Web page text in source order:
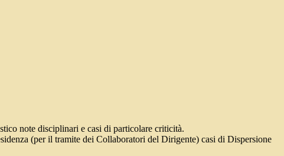
note disciplinari e casi di particolare criticità.
(per il tramite dei Collaboratori del Dirigente) casi di Dispersione